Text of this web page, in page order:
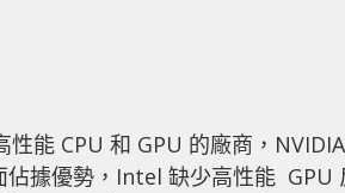
能 CPU 和 GPU 的廠商，NVIDIA
佔據優勢，Intel 缺少高性能 GPU